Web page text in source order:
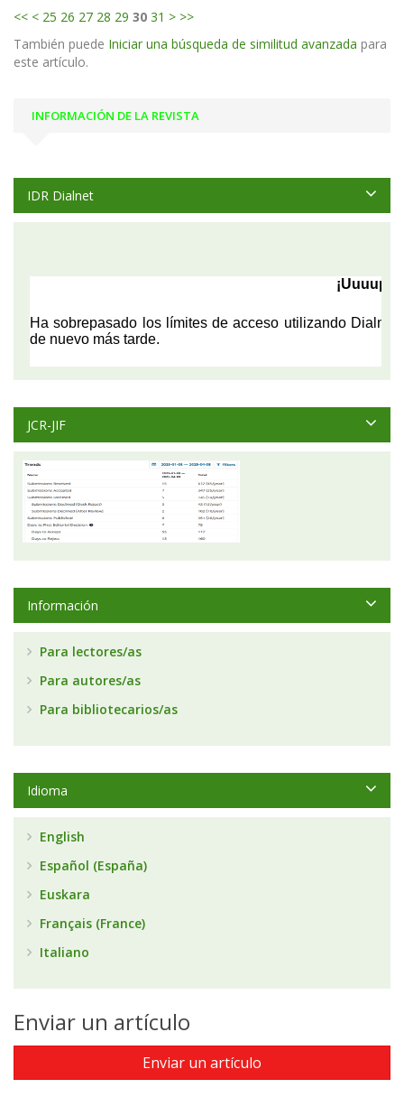
<< < 25 26 27 28 29 30 31 > >>
También puede Iniciar una búsqueda de similitud avanzada para
este artículo.
INFORMACIÓN DE LA REVISTA
IDR Dialnet
JCR-JIF
Información
Para lectores/as
Para autores/as
Para bibliotecarios/as
Idioma
English
Español (España)
Euskara
Français (France)
Italiano
Enviar un artículo
Enviar un artículo